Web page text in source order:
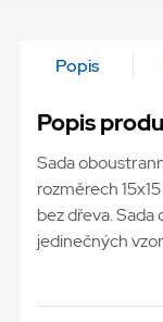
Popis
Popis
Sada
rozměrech
bez dřeva.
jedinečných